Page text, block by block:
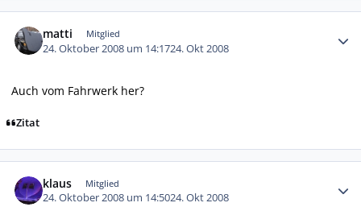
matti Mitglied
24. Oktober 2008 um 14:1724. Okt 2008
Auch vom Fahrwerk her?
Zitat
klaus Mitglied
24. Oktober 2008 um 14:5024. Okt 2008